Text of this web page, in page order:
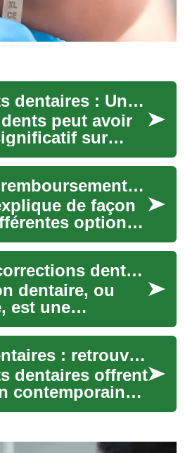
Les implants dentaires : Une solution durable pour retrouver votre sourire en Turquie
peut avoir
sur
de vie, affectant
notre
Options de remboursement pour interventions dentaires courantes expliquées
de façon
options
pour des
courants, en
Guide des corrections dentaires
dentaire, ou
est une
vise à aligner
les
Implants dentaires : retrouver un sourire durable et naturel
dentaires offrent
contemporaine
remplacer
dents